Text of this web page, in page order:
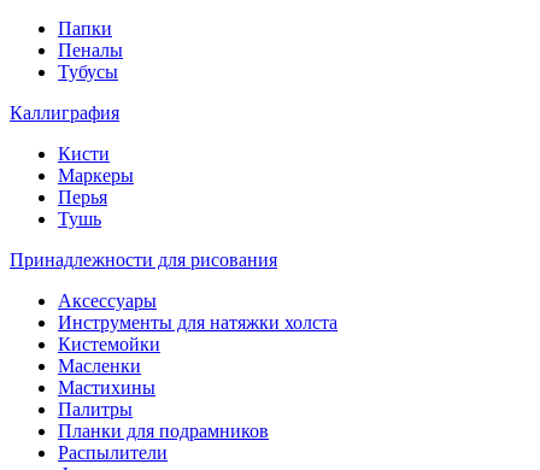
Папки
Пеналы
Тубусы
Каллиграфия
Кисти
Маркеры
Перья
Тушь
Принадлежности для рисования
Аксессуары
Инструменты для натяжки холста
Кистемойки
Масленки
Мастихины
Палитры
Планки для подрамников
Распылители